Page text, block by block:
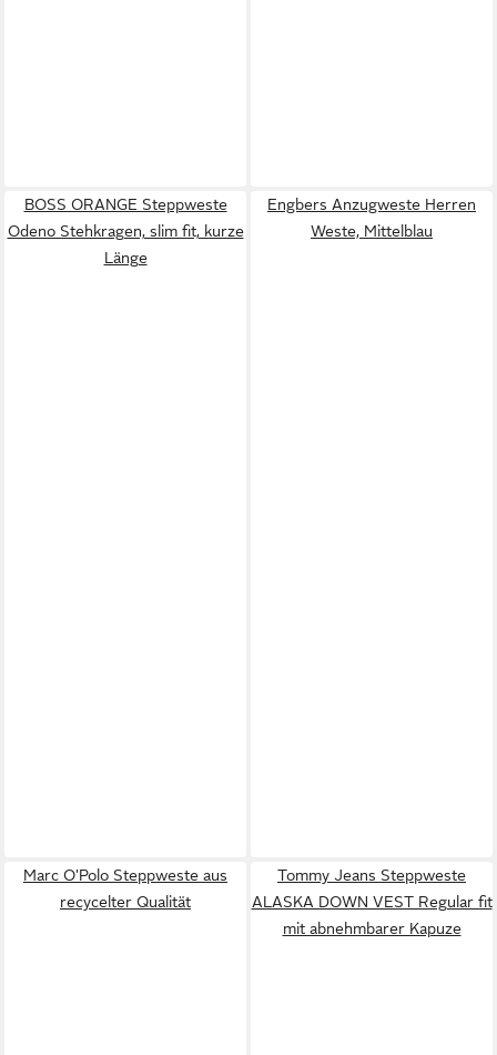
BOSS ORANGE Steppweste
Odeno Stehkragen, slim fit, kurze
Länge
Engbers Anzugweste Herren
Weste, Mittelblau
Marc O'Polo Steppweste aus
recycelter Qualität
Tommy Jeans Steppweste
ALASKA DOWN VEST Regular fit
mit abnehmbarer Kapuze